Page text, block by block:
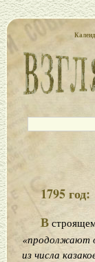
1795 год:
В
«продолжают
из числа